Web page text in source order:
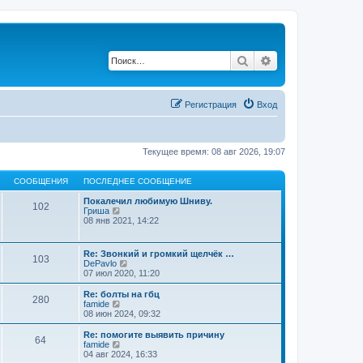
Поиск
Вход
Регистрация
Текущее время: 08 авг 2026, 19:07
СООБЩЕНИЯ ПОСЛЕДНЕЕ СООБЩЕНИЕ
102
Покалечил любимую Шниву.
Гриша
е
т
и
к
п
о
л
е
д
е
08 янв 2021, 14:22
103
Re: Звонкий и громкий щелчёк …
DePavlo
е
р
е
т
п
о
с
07 июл 2020, 11:20
280
Re: болты на гбц
famide
е
р
е
т
08 июн 2024, 09:32
64
Re: помогите выявить причину
famide
е
04 авг 2024, 16:33